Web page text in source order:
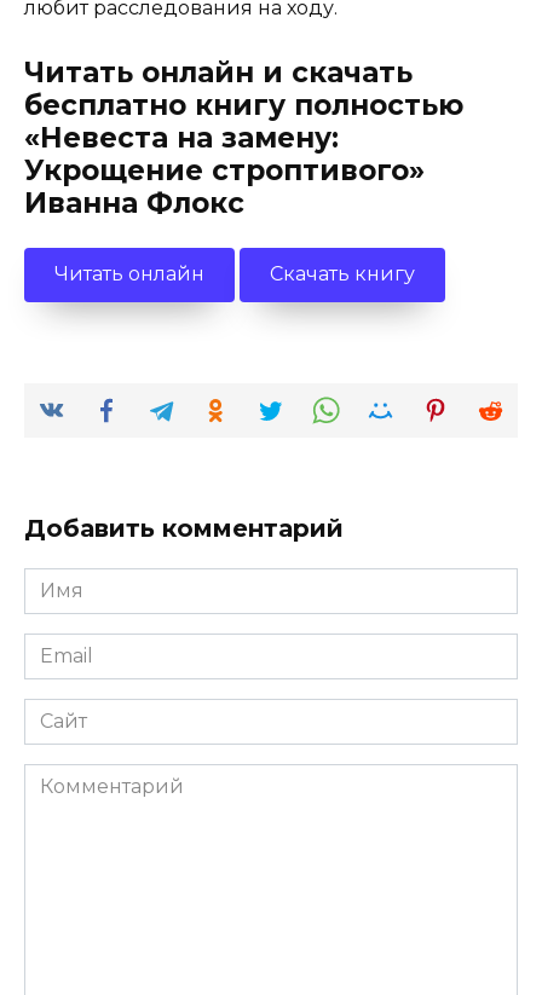
любит расследования на ходу.
Читать онлайн и скачать
бесплатно книгу полностью
«Невеста на замену:
Укрощение строптивого»
Иванна Флокс
Читать онлайн Скачать книгу
Добавить комментарий
Имя
*
Email
*
Сайт
Комментарий